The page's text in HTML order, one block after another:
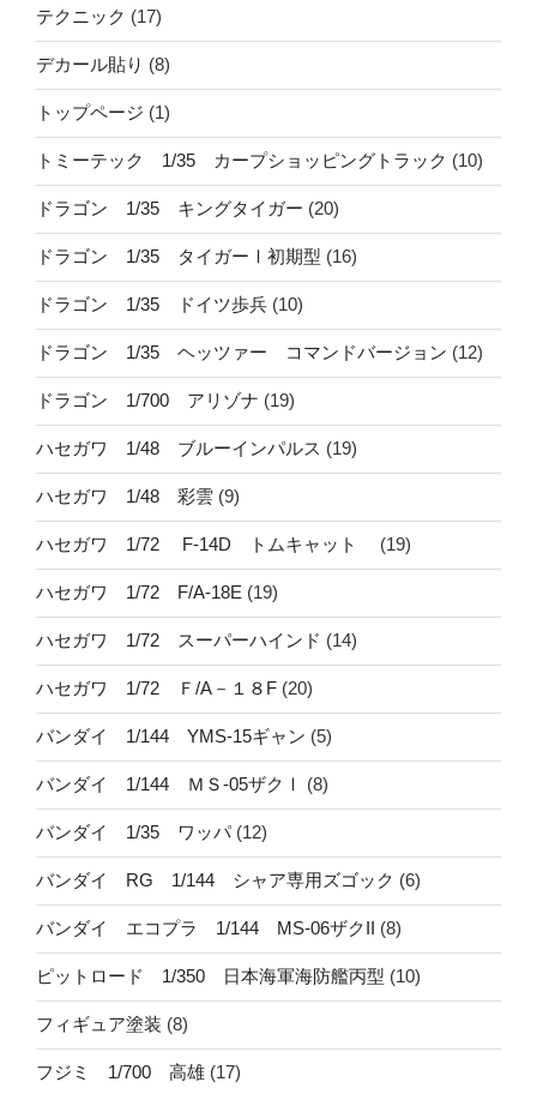
テクニック (17)
デカール貼り (8)
トップページ (1)
トミーテック 1/35 カープショッピングトラック (10)
ドラゴン 1/35 キングタイガー (20)
ドラゴン 1/35 タイガーⅠ初期型 (16)
ドラゴン 1/35 ドイツ歩兵 (10)
ドラゴン 1/35 ヘッツァー コマンドバージョン (12)
ドラゴン 1/700 アリゾナ (19)
ハセガワ 1/48 ブルーインパルス (19)
ハセガワ 1/48 彩雲 (9)
ハセガワ 1/72 F-14D トムキャット (19)
ハセガワ 1/72 F/A-18E (19)
ハセガワ 1/72 スーパーハインド (14)
ハセガワ 1/72 Ｆ/A－１８F (20)
バンダイ 1/144 YMS-15ギャン (5)
バンダイ 1/144 ＭＳ-05ザクⅠ (8)
バンダイ 1/35 ワッパ(12)
バンダイ RG 1/144 シャア専用ズゴック (6)
バンダイ エコプラ 1/144 MS-06ザクII (8)
ピットロード 1/350 日本海軍海防艦丙型 (10)
フィギュア塗装 (8)
フジミ 1/700 高雄 (17)